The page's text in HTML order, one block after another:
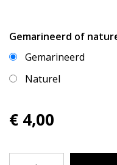
Gemarineerd of
Gemarineerd
Naturel
€ 4,00